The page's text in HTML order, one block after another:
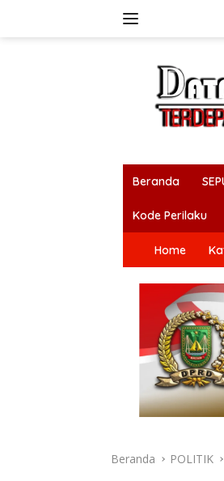
Beranda
Kode Perilaku
Home
Beranda POLITIK